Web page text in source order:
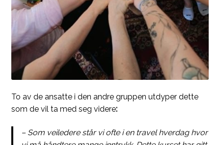
​To av de ansatte i den andre gruppen utdyper dette
som de vil ta med seg videre:
​– Som veiledere står vi ofte i en travel hverdag hvor